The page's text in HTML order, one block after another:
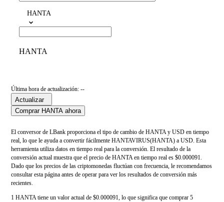
HANTA
HANTA
Última hora de actualización: --
Actualizar
Comprar HANTA ahora
El conversor de LBank proporciona el tipo de cambio de HANTA y USD en tiempo
real, lo que le ayuda a convertir fácilmente HANTAVIRUS(HANTA) a USD. Esta
herramienta utiliza datos en tiempo real para la conversión. El resultado de la
conversión actual muestra que el precio de HANTA en tiempo real es $0.000091.
Dado que los precios de las criptomonedas fluctúan con frecuencia, le recomendamos
consultar esta página antes de operar para ver los resultados de conversión más
recientes.
1 HANTA tiene un valor actual de $0.000091, lo que significa que comprar 5